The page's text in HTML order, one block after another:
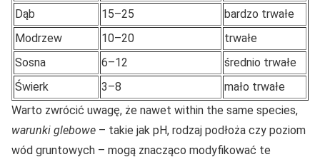
Dąb
15–25
bardzo trwałe
Modrzew
10–20
trwałe
Sosna
6–12
średnio trwałe
Świerk
3–8
mało trwałe
Warto zwrócić uwagę, że nawet within the same species,
warunki glebowe – takie jak pH, rodzaj podłoża czy poziom
wód gruntowych – mogą znacząco modyfikować te